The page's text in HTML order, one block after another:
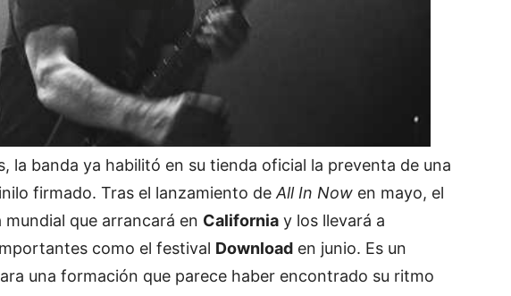
la banda ya habilitó en su tienda oficial la preventa de una
firmado. Tras el lanzamiento de All In Now en mayo, el
que arrancará en California y los llevará a
como el festival Download en junio. Es un
una formación que parece haber encontrado su ritmo